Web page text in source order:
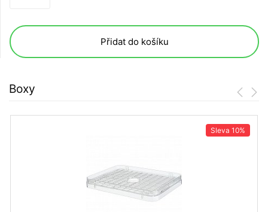
Přidat do košíku
Boxy
Sleva 10%